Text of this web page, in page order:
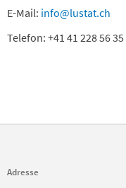
E-Mail: info@lustat.ch
Telefon: +41 41 228 56 35
Adresse